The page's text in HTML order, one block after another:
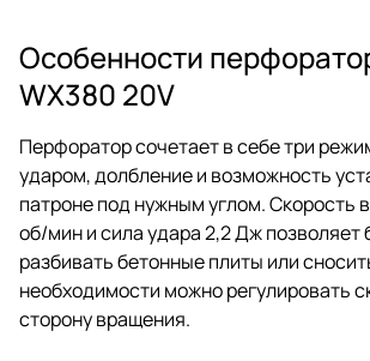
Особенности
WX380 20V
Перфоратор сочетает в себе три
ударом, долбление и возможность
патроне под нужным углом. Скорость
об/мин и сила удара 2,2 Дж позволяет
разбивать бетонные плиты или
необходимости можно регулировать
сторону вращения.